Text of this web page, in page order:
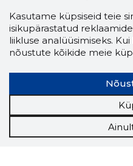
Tööriistad
Sooduspakkumised
Sihtkliendid
Kasutame küpsiseid teie
isikupärastatud
liikluse analüüsimiseks.
nõustute kõikide meie